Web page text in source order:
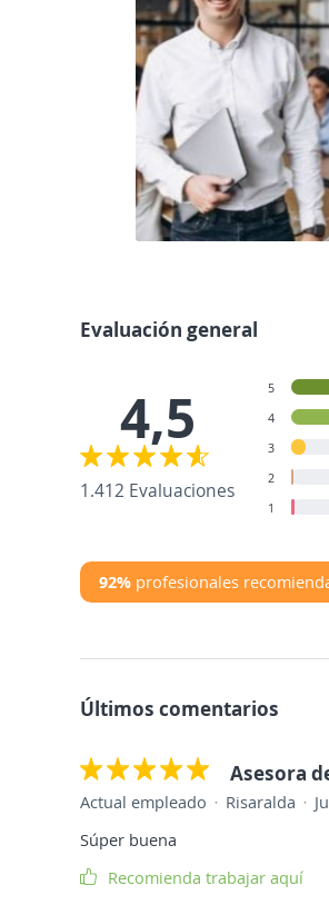
Evaluación general
4,5
1.412 Evaluaciones
5
4
3
2
1
92% profesionales
Últimos comentarios
Asesora
Actual empleado Risaralda
Súper buena
Recomienda trabajar aquí